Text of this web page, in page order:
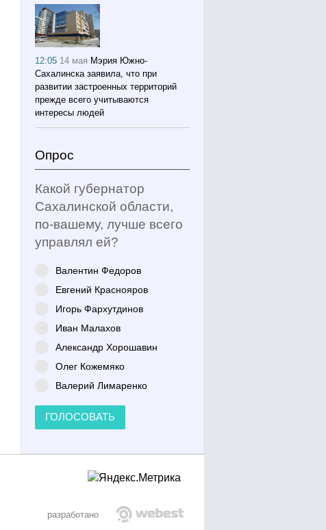
12:05 14 мая Мэрия Южно-
Сахалинска заявила, что при
развитии застроенных территорий
прежде всего учитываются
интересы людей
Опрос
Какой губернатор
Сахалинской области,
по-вашему, лучше всего
управлял ей?
Валентин Федоров
Евгений Краснояров
Игорь Фархутдинов
Иван Малахов
Александр Хорошавин
Олег Кожемяко
Валерий Лимаренко
ГОЛОСОВАТЬ
разработано